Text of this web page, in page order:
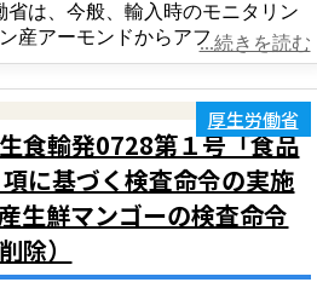
省は、今般、輸入時のモニタリン
産アーモンドからアフ...続きを読む
食輸発0728第１号「食品
に基づく検査命令の実施
生鮮マンゴーの検査命令
除）
厚生労働省